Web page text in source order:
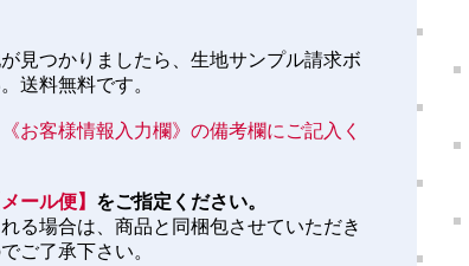
見つかりましたら、生地サンプル請求ボ
送料無料です。
お客様情報入力欄》の備考欄にご記入く
ール便】 をご指定ください。
る場合は、商品と同梱包させていただき
ご了承下さい。